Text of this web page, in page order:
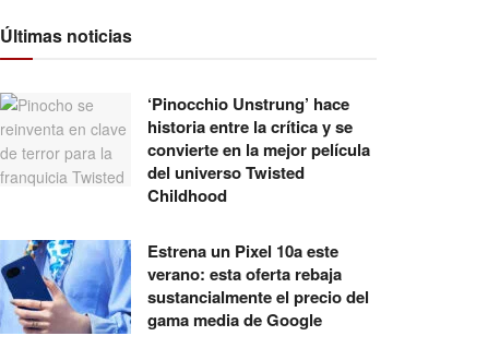
Últimas noticias
‘Pinocchio Unstrung’ hace
historia entre la crítica y se
convierte en la mejor película
del universo Twisted
Childhood
Estrena un Pixel 10a este
verano: esta oferta rebaja
sustancialmente el precio del
gama media de Google